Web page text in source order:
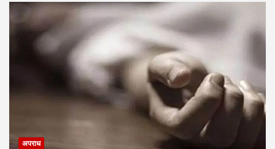
अपराध